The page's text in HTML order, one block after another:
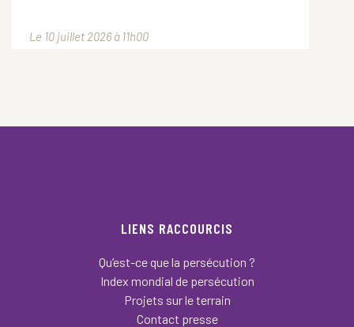
Le 10 juillet 2026 à 11h00
LIENS RACCOURCIS
Qu’est-ce que la persécution ?
Index mondial de persécution
Projets sur le terrain
Contact presse